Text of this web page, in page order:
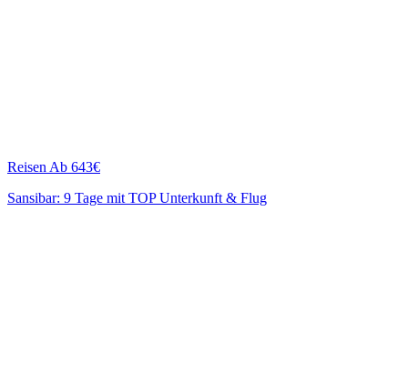
Reisen Ab 643€
Sansibar: 9 Tage mit TOP Unterkunft & Flug